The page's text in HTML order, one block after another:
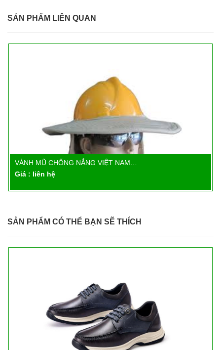
SẢN PHẨM LIÊN QUAN
Chi tiết
VÀNH MŨ CHỐNG NẮNG VIỆT NAM…
Giá : liên hệ
SẢN PHẨM CÓ THỂ BẠN SẼ THÍCH